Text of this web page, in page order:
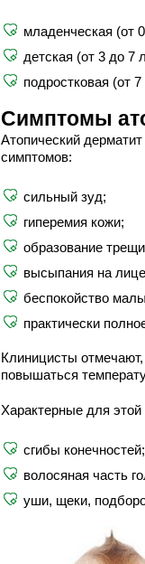
младенческая (от
детская (от 3 до 7
подростковая (от
Симптомы
Атопический
симптомов:
сильный зуд;
гиперемия кожи;
образование
высыпания на
беспокойство
практически
Клиницисты
повышаться
Характерные для
сгибы конечностей;
волосяная часть
уши, щеки,